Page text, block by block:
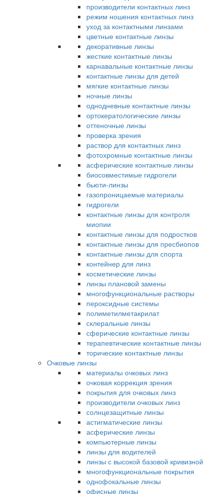
производители контактных линз
режим ношения контактных линз
уход за контактными линзами
цветные контактные линзы
декоративные линзы
жесткие контактные линзы
карнавальные контактные линзы
контактные линзы для детей
мягкие контактные линзы
ночные линзы
однодневные контактные линзы
ортокератологические линзы
оттеночные линзы
проверка зрения
раствор для контактных линз
фотохромные контактные линзы
асферические контактные линзы
биосовместимые гидрогели
бьюти-линзы
газопроницаемые материалы
гидрогели
контактные линзы для контроля
миопии
контактные линзы для подростков
контактные линзы для пресбиопов
контактные линзы для спорта
контейнер для линз
косметические линзы
линзы плановой замены
многофункциональные растворы
пероксидные системы
полиметилметакрилат
склеральные линзы
сферические контактные линзы
терапевтические контактные линзы
торические контактные линзы
Очковые линзы
материалы очковых линз
очковая коррекция зрения
покрытия для очковых линз
производители очковых линз
солнцезащитные линзы
астигматические линзы
асферические линзы
компьютерные линзы
линзы для водителей
линзы с высокой базовой кривизной
многофункциональные покрытия
однофокальные линзы
офисные линзы